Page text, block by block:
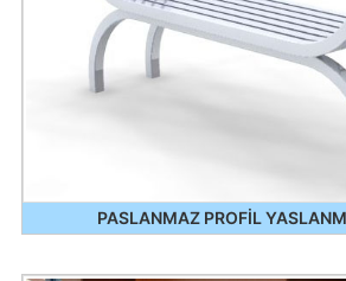
PASLANMAZ PROFİL